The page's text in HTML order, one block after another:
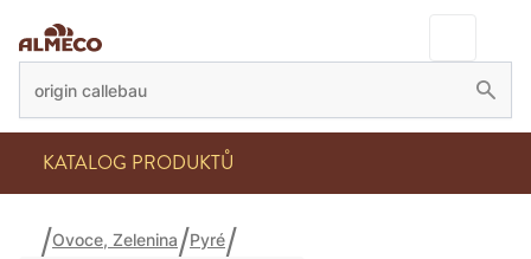
KATALOG PRODUKTŮ
Ovoce, Zelenina Pyré